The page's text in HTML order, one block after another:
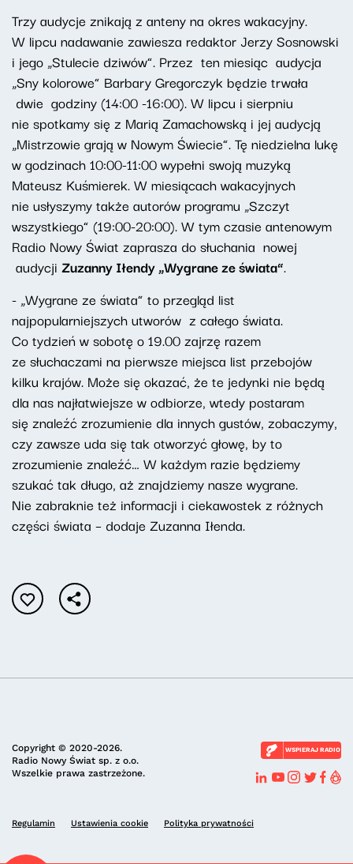
Trzy audycje znikają z anteny na okres wakacyjny.
W lipcu nadawanie zawiesza redaktor Jerzy Sosnowski
i jego „Stulecie dziwów”. Przez ten miesiąc audycja
„Sny kolorowe” Barbary Gregorczyk będzie trwała
dwie godziny (14:00 -16:00). W lipcu i sierpniu
nie spotkamy się z Marią Zamachowską i jej audycją
„Mistrzowie grają w Nowym Świecie”. Tę niedzielna lukę
w godzinach 10:00-11:00 wypełni swoją muzyką
Mateusz Kuśmierek. W miesiącach wakacyjnych
nie usłyszymy także autorów programu „Szczyt
wszystkiego” (19:00-20:00). W tym czasie antenowym
Radio Nowy Świat zaprasza do słuchania nowej
audycji Zuzanny Iłendy „Wygrane ze świata”.
- „Wygrane ze świata” to przegląd list
najpopularniejszych utworów z całego świata.
Co tydzień w sobotę o 19.00 zajrzę razem
ze słuchaczami na pierwsze miejsca list przebojów
kilku krajów. Może się okazać, że te jedynki nie będą
dla nas najłatwiejsze w odbiorze, wtedy postaram
się znaleźć zrozumienie dla innych gustów, zobaczymy,
czy zawsze uda się tak otworzyć głowę, by to
zrozumienie znaleźć… W każdym razie będziemy
szukać tak długo, aż znajdziemy nasze wygrane.
Nie zabraknie też informacji i ciekawostek z różnych
części świata – dodaje Zuzanna Iłenda.
Copyright © 2020-2026.
Radio Nowy Świat sp. z o.o.
Wszelkie prawa zastrzeżone.
WSPIERAJ RADIO
Regulamin Ustawienia cookie Polityka prywatności